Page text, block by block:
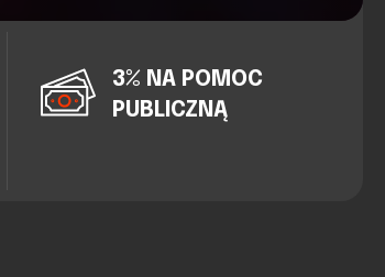
3% NA POMOC
PUBLICZNĄ